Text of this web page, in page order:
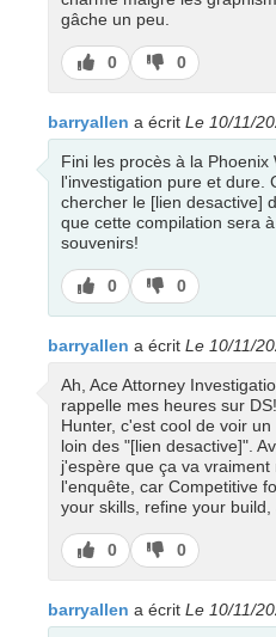
gâche un peu.
J’aime
0
J’aime
pas
0
barryallen a écrit Le 10/11/
Fini les procès à la Phoenix
l'investigation pure et dure.
chercher le [lien desactive]
que cette compilation sera
souvenirs!
J’aime
0
J’aime
pas
0
barryallen a écrit Le 10/11/
Ah, Ace Attorney
rappelle mes heures sur
Hunter, c'est cool de voir
loin des "[lien desactive]".
j'espère que ça va
l'enquête, car Competitive
your skills, refine your build,
J’aime
0
J’aime
pas
0
barryallen a écrit Le 10/11/